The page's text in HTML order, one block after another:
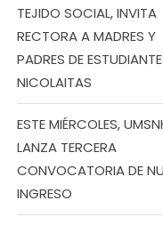
TEJIDO SOCIAL, INVITA
RECTORA A MADRES Y
PADRES DE
NICOLAITAS
ESTE MIÉRCOLES,
LANZA TERCERA
CONVOCATORIA DE
INGRESO